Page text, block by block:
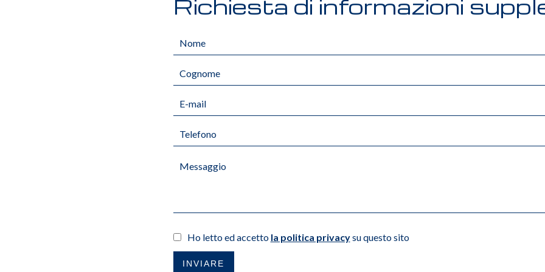
Richiesta di informazioni
Ho letto ed accetto la politica privacysu questo sito
INVIARE